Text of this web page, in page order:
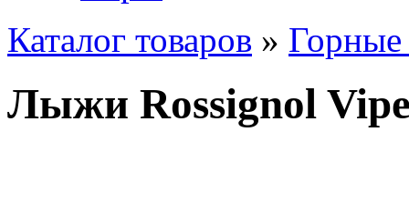
Каталог товаров »
Лыжи Rossignol